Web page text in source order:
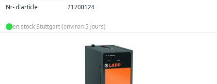
Nr- d'article
21700124
en stock Stuttgart (environ 5 jours)